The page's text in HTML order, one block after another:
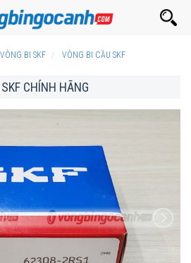
VÒNG BI SKF VÒNG BI CẦU SKF
CHÍNH HÃNG